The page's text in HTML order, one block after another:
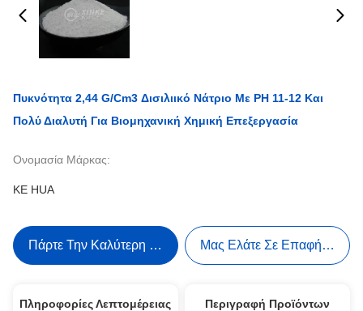
Πυκνότητα 2,44 G/cm3 Δισιλιικό Νάτριο Με PH 11-12 Και
Πολύ Διαλυτή Για Βιομηχανική Χημική Επεξεργασία
Ονομασία Μάρκας:
KE HUA
Πάρτε Την Καλύτερη Τιμή Μας Ελάτε Σε Επαφή Με
Πληροφορίες Λεπτομέρειας Περιγραφή Προϊόντων